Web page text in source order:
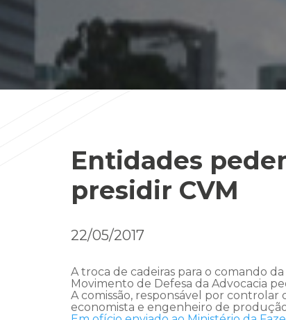
Entidades
presidir CVM
22/05/2017
A troca de cadeiras para o comando
Movimento de Defesa da Advocacia
A comissão, responsável por
economista e engenheiro de